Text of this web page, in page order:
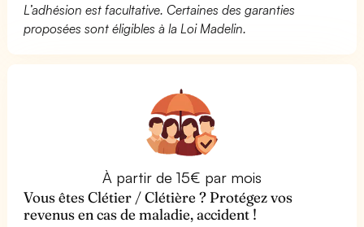
L’adhésion est facultative. Certaines des garanties
proposées sont éligibles à la Loi Madelin.
À partir de 15€ par mois
Vous êtes Clétier / Clétière ? Protégez vos
revenus en cas de maladie, accident !